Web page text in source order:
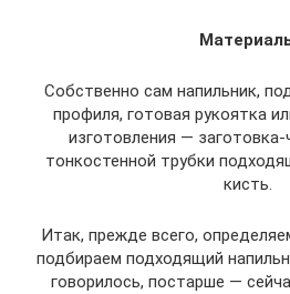
Собственно сам напильник,
профиля, готовая рукоятка
изготовления — заготовка-
тонкостенной трубки
кисть.
Итак, прежде всего,
подбираем подходящий
говорилось, постарше —